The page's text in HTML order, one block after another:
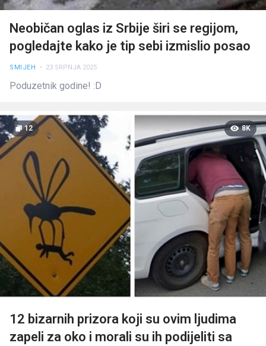
Neobičan oglas iz Srbije širi se regijom,
pogledajte kako je tip sebi izmislio posao
SMIJEH • 23 SRPNJA 2025
Poduzetnik godine! :D
12 8K
12 bizarnih prizora koji su ovim ljudima
zapeli za oko i morali su ih podijeliti sa